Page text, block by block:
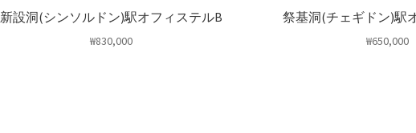
新設洞(シンソルドン)駅オフィステルB
₩830,000
祭基洞(チェギドン)駅
₩650,000